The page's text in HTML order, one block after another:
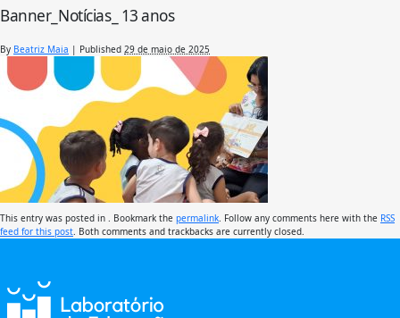
Banner_Notícias_ 13 anos
By Beatriz Maia | Published 29 de maio de 2025
This entry was posted in . Bookmark the permalink . Follow any comments here with the RSS
feed for this post . Both comments and trackbacks are currently closed.